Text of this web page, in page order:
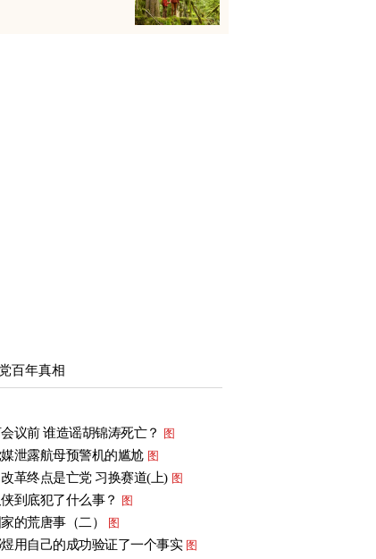
百年真相
议前 谁造谣胡锦涛死亡？ 图
泄露航母预警机的尴尬 图
革终点是亡党 习换赛道(上) 图
到底犯了什么事？ 图
的荒唐事（二） 图
用自己的成功验证了一个事实 图